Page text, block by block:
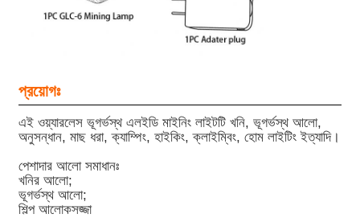
প্রয়োগঃ
এই ওয়্যারলেস ভূগর্ভস্থ এলইডি মাইনিং লাইটটি খনি, ভূগর্ভস্থ আলো,
অনুসন্ধান, মাছ ধরা, ক্যাম্পিং, হাইকিং, ক্লাইম্বিং, হোম লাইটিং ইত্যাদি।
পেশাদার আলো সমাধানঃ
খনির আলো;
ভূগর্ভস্থ আলো;
শিল্প আলোকসজ্জা